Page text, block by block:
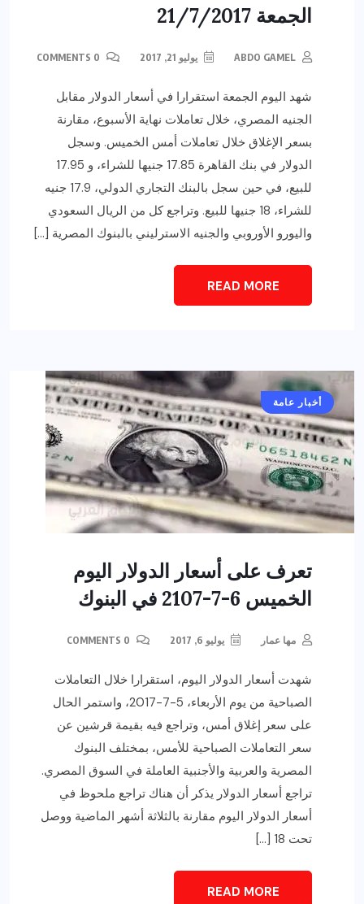
الجمعة 21/7/2017
ABDO GAMEL يوليو 21, 2017
شهد اليوم الجمعة استقرارا في أسعار الدولار مقابل
الجنيه المصري، خلال تعاملات نهاية الأسبوع، مقارنة
بسعر الإغلاق خلال تعاملات أمس الخميس. وسجل
الدولار في بنك القاهرة 17.85 جنيها للشراء، و 17.95
للبيع، في حين سجل بالبنك التجاري الدولي، 17.9 جنيه
للشراء، 18 جنيها للبيع. وتراجع كل من الريال السعودي
واليورو الأوروبي والجنيه الاسترليني بالبنوك المصرية […]
READ MORE
أخبار عامة
تعرف على أسعار الدولار اليوم
الخميس 6-7-2107 في البنوك
مها عمار يوليو 6, 2017
شهدت أسعار الدولار اليوم، استقرارا خلال التعاملات
الصباحية من يوم الأربعاء، 5-7-2017، واستمر الحال
على سعر إغلاق أمس، وتراجع فيه بقيمة قرشين عن
سعر التعاملات الصباحية للأمس، بمختلف البنوك
المصرية والعربية والأجنبية العاملة في السوق المصري.
تراجع أسعار الدولار يذكر أن هناك تراجع ملحوظ في
أسعار الدولار اليوم مقارنة بالثلاثة أشهر الماضية ووصل
تحت 18 […]
READ MORE